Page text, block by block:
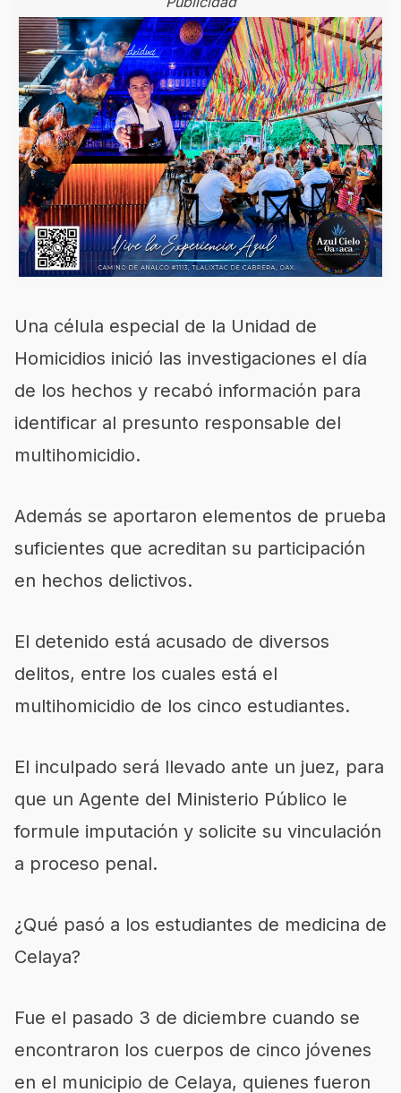
Una célula especial de la Unidad de
Homicidios inició las investigaciones el día
de los hechos y recabó información para
identificar al presunto responsable del
multihomicidio.
Además se aportaron elementos de prueba
suficientes que acreditan su participación
en hechos delictivos.
El detenido está acusado de diversos
delitos, entre los cuales está el
multihomicidio de los cinco estudiantes.
El inculpado será llevado ante un juez, para
que un Agente del Ministerio Público le
formule imputación y solicite su vinculación
a proceso penal.
¿Qué pasó a los estudiantes de medicina de
Celaya?
Fue el pasado 3 de diciembre cuando se
encontraron los cuerpos de cinco jóvenes
en el municipio de Celaya, quienes fueron